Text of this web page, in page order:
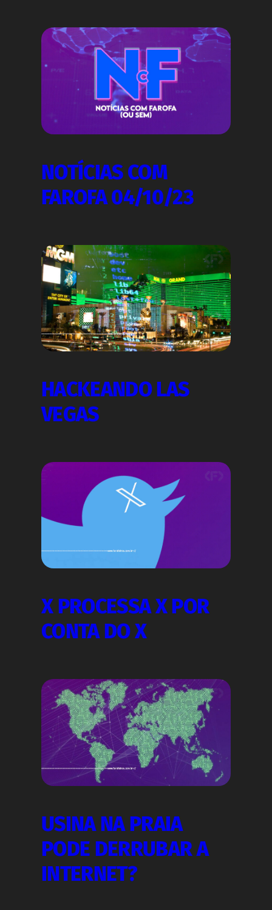
NOTÍCIAS COM
FAROFA 04/10/23
HACKEANDO LAS
VEGAS
X PROCESSA X POR
CONTA DO X
USINA NA PRAIA
PODE DERRUBAR A
INTERNET?